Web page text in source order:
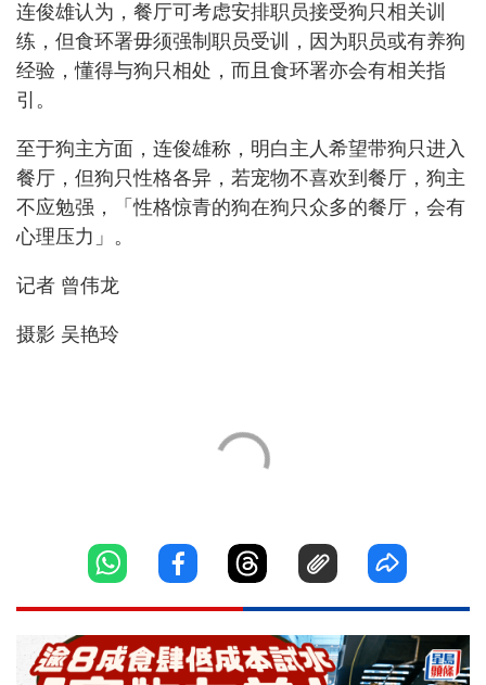
连俊雄认为，餐厅可考虑安排职员接受狗只相关训
练，但食环署毋须强制职员受训，因为职员或有养狗
经验，懂得与狗只相处，而且食环署亦会有相关指
引。
至于狗主方面，连俊雄称，明白主人希望带狗只进入
餐厅，但狗只性格各异，若宠物不喜欢到餐厅，狗主
不应勉强，「性格惊青的狗在狗只众多的餐厅，会有
心理压力」。
记者 曾伟龙
摄影 吴艳玲